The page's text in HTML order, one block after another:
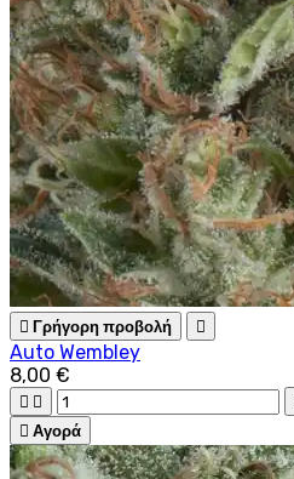
 Γρήγορη προβολή 
Auto Wembley
8,00 €
 
 Αγορά